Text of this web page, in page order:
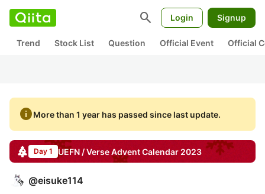
search Login Signup
Trend Stock List Question Official Event Official
infoMore than 1 year has passed since last update.
Day 1 UEFN / VerseAdvent Calendar 2023
@eisuke114